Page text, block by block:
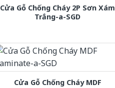
Cửa Gỗ Chống Cháy 2P Sơn Xám
Trắng-a-SGD
Cửa Gỗ Chống Cháy MDF